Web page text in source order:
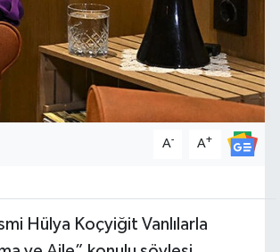
A- A+
Hülya Koçyiğit Vanlılarla